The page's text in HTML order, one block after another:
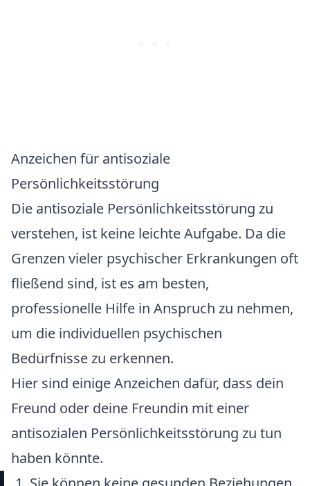
Anzeichen für antisoziale
Persönlichkeitsstörung
Die antisoziale Persönlichkeitsstörung zu
verstehen, ist keine leichte Aufgabe. Da die
Grenzen vieler psychischer Erkrankungen oft
fließend sind, ist es am besten,
professionelle Hilfe in Anspruch zu nehmen,
um die individuellen psychischen
Bedürfnisse zu erkennen.
Hier sind einige Anzeichen dafür, dass dein
Freund oder deine Freundin mit einer
antisozialen Persönlichkeitsstörung zu tun
haben könnte.